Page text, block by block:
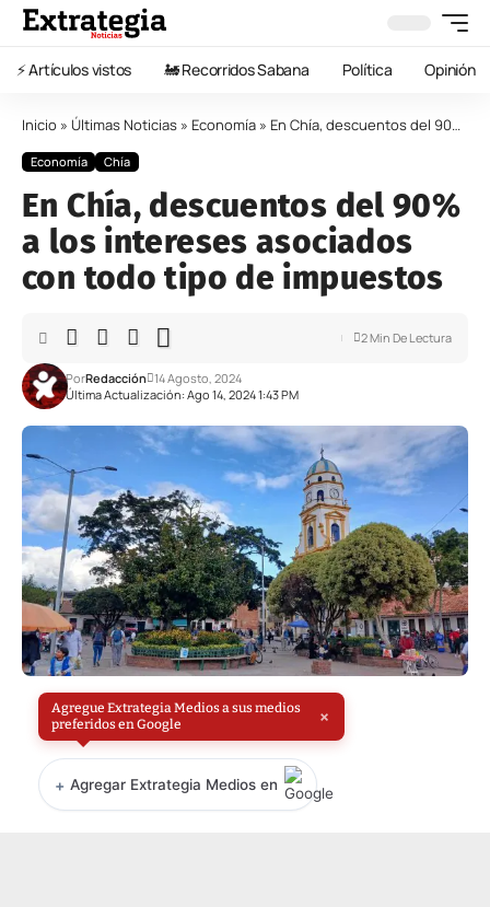
⚡️ Artículos vistos 🚂 Recorridos Sabana Política Opinión
Inicio » Últimas Noticias » Economía » En Chía, descuentos del 90% a los intereses asociados con todo tipo de impuestos
Economía Chía
En Chía, descuentos del 90%
a los intereses asociados
con todo tipo de impuestos
Última Actualización: Ago 14, 2024 1:43 PM
PorRedacción 14 Agosto, 2024
2 Min De Lectura
Agregue Extrategia Medios a sus medios
preferidos en Google
×
+ Agregar Extrategia Medios en